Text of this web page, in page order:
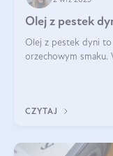
Olej z pestek
Olej z pestek dyni
orzechowym smaku.
CZYTAJ